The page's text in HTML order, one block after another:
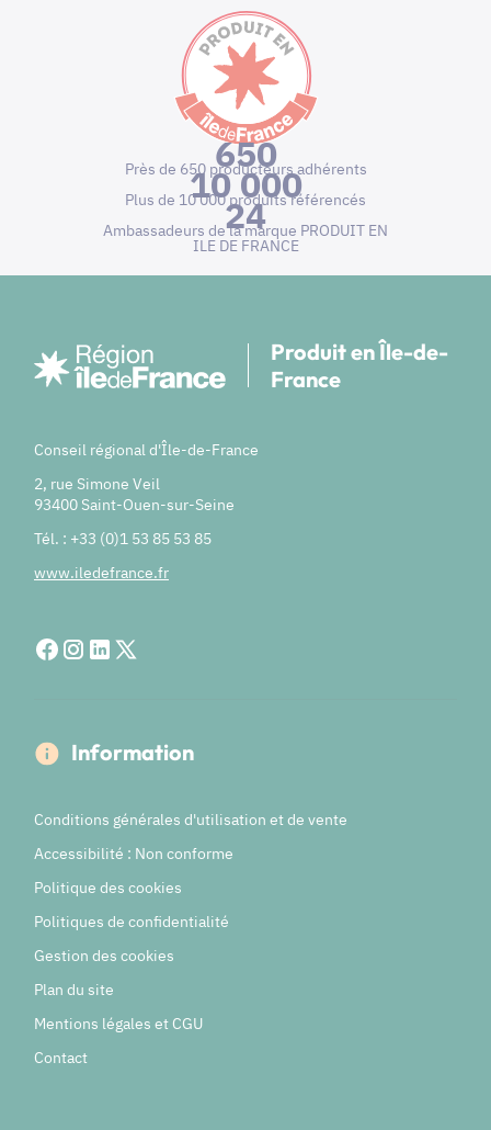
650
Près de 650 producteurs adhérents
10 000
Plus de 10 000 produits référencés
24
Ambassadeurs de la marque PRODUIT EN
ILE DE FRANCE
Produit en Île-de-
France
Conseil régional d'Île-de-France
2, rue Simone Veil
93400 Saint-Ouen-sur-Seine
Tél. : +33 (0)1 53 85 53 85
www.iledefrance.fr
Information
Conditions générales d'utilisation et de vente
Accessibilité : Non conforme
Politique des cookies
Politiques de confidentialité
Gestion des cookies
Plan du site
Mentions légales et CGU
Contact